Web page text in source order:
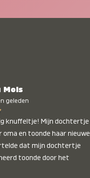
Mols
geleden
knuffeltje! Mijn dochtertje
en toonde haar nieuwe
dat mijn dochtertje
toonde door het